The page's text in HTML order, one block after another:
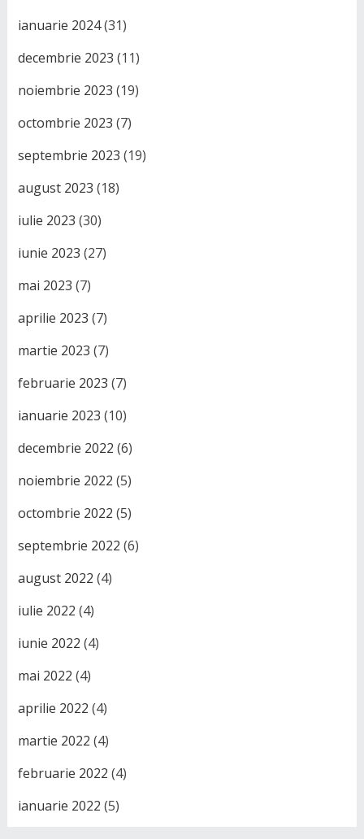
ianuarie 2024(31)
decembrie 2023 (11)
noiembrie 2023 (19)
octombrie 2023 (7)
septembrie 2023 (19)
august 2023 (18)
iulie 2023 (30)
iunie 2023 (27)
mai 2023 (7)
aprilie 2023 (7)
martie 2023 (7)
februarie 2023 (7)
ianuarie 2023 (10)
decembrie 2022 (6)
noiembrie 2022 (5)
octombrie 2022 (5)
septembrie 2022 (6)
august 2022 (4)
iulie 2022 (4)
iunie 2022 (4)
mai 2022 (4)
aprilie 2022 (4)
martie 2022 (4)
februarie 2022 (4)
ianuarie 2022 (5)